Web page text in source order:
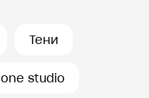
Тени
one studio